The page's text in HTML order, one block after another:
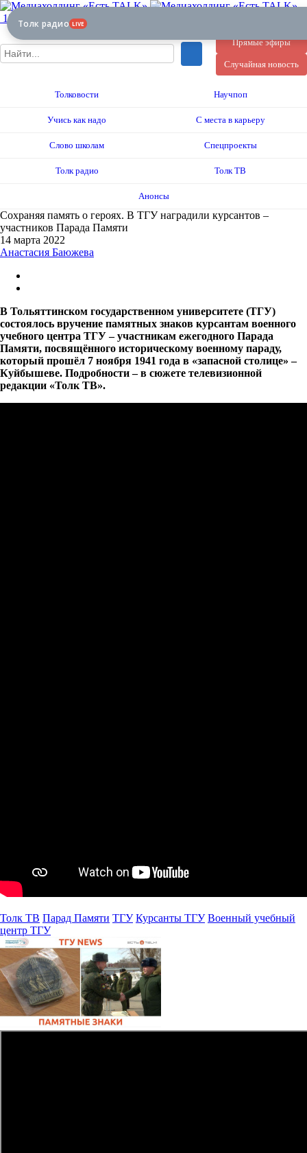
12+
Прямые эфиры
Случайная новость
Толковости Научпоп
Учись как надо С места в карьеру
Слово школам Спецпроекты
Толк радио Толк ТВ
Анонсы
Сохраняя память о героях. В ТГУ наградили курсантов –
участников Парада Памяти
14 марта 2022
Анастасия Баюжева
В Тольяттинском государственном университете (ТГУ)
состоялось вручение памятных знаков курсантам военного
учебного центра ТГУ – участникам ежегодного Парада
Памяти, посвящённого историческому военному параду,
который прошёл 7 ноября 1941 года в «запасной столице» –
Куйбышеве. Подробности – в сюжете телевизионной
редакции «Толк ТВ».
Толк ТВ Парад Памяти ТГУ Курсанты ТГУ Военный учебный
центр ТГУ
Толк радио LIVE